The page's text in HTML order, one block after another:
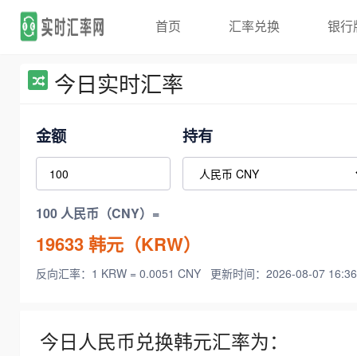
首页 汇率兑换 银行
今日实时汇率
金额 持有
100 人民币（CNY）=
19633韩元（KRW）
反向汇率：1 KRW = 0.0051 CNY 更新时间：2026-08-07
今日人民币兑换韩元汇率为：